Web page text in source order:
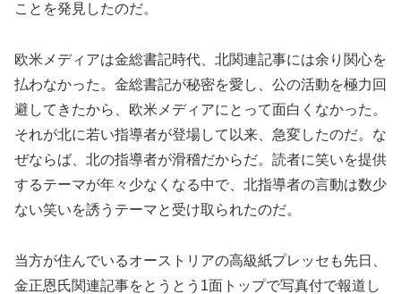
ことを発見したのだ。
欧米メディアは金総書記時代、北関連記事には余り関心を
払わなかった。金総書記が秘密を愛し、公の活動を極力回
避してきたから、欧米メディアにとって面白くなかった。
それが北に若い指導者が登場して以来、急変したのだ。な
ぜならば、北の指導者が滑稽だからだ。読者に笑いを提供
するテーマが年々少なくなる中で、北指導者の言動は数少
ない笑いを誘うテーマと受け取られたのだ。
当方が住んでいるオーストリアの高級紙プレッセも先日、
金正恩氏関連記事をとうとう1面トップで写真付で報道し